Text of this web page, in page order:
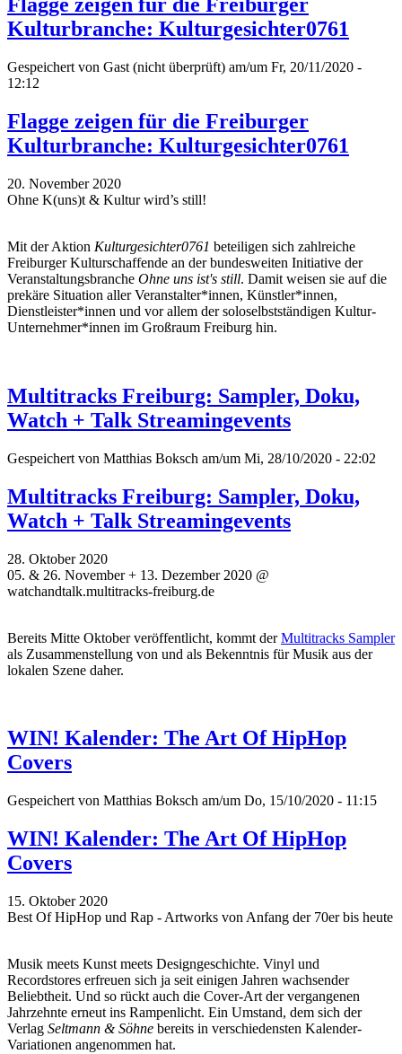
Flagge zeigen für die Freiburger
Kulturbranche: Kulturgesichter0761
Gespeichert von Gast (nicht überprüft) am/um Fr, 20/11/2020 -
12:12
Flagge zeigen für die Freiburger
Kulturbranche: Kulturgesichter0761
20. November 2020
Ohne K(uns)t & Kultur wird’s still!
Mit der Aktion Kulturgesichter0761 beteiligen sich zahlreiche
Freiburger Kulturschaffende an der bundesweiten Initiative der
Veranstaltungsbranche Ohne uns ist's still. Damit weisen sie auf die
prekäre Situation aller Veranstalter*innen, Künstler*innen,
Dienstleister*innen und vor allem der soloselbstständigen Kultur-
Unternehmer*innen im Großraum Freiburg hin.
Multitracks Freiburg: Sampler, Doku,
Watch + Talk Streamingevents
Gespeichert von Matthias Boksch am/um Mi, 28/10/2020 - 22:02
Multitracks Freiburg: Sampler, Doku,
Watch + Talk Streamingevents
28. Oktober 2020
05. & 26. November + 13. Dezember 2020 @
watchandtalk.multitracks-freiburg.de
Bereits Mitte Oktober veröffentlicht, kommt derMultitracks Sampler
als Zusammenstellung von und als Bekenntnis für Musik aus der
lokalen Szene daher.
WIN! Kalender: The Art Of HipHop
Covers
Gespeichert von Matthias Boksch am/um Do, 15/10/2020 - 11:15
WIN! Kalender: The Art Of HipHop
Covers
15. Oktober 2020
Best Of HipHop und Rap - Artworks von Anfang der 70er bis heute
Musik meets Kunst meets Designgeschichte. Vinyl und
Recordstores erfreuen sich ja seit einigen Jahren wachsender
Beliebtheit. Und so rückt auch die Cover-Art der vergangenen
Jahrzehnte erneut ins Rampenlicht. Ein Umstand, dem sich der
Verlag Seltmann & Söhne bereits in verschiedensten Kalender-
Variationen angenommen hat.